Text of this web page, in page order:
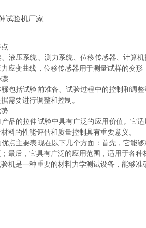
压系统、测力系统、位移传感器、计算机
应变曲线，位移传感器用于测量试样的变
括试验前准备、试验过程中的控制和调整
需要进行调整和控制。
的拉伸试验中具有广泛的应用价值。它适
料的性能评估和质量控制具有重要意义。
主要表现在以下几个方面：首先，它能够
最后，它具有广泛的应用范围，适用于各
是一种重要的材料力学测试设备，能够准